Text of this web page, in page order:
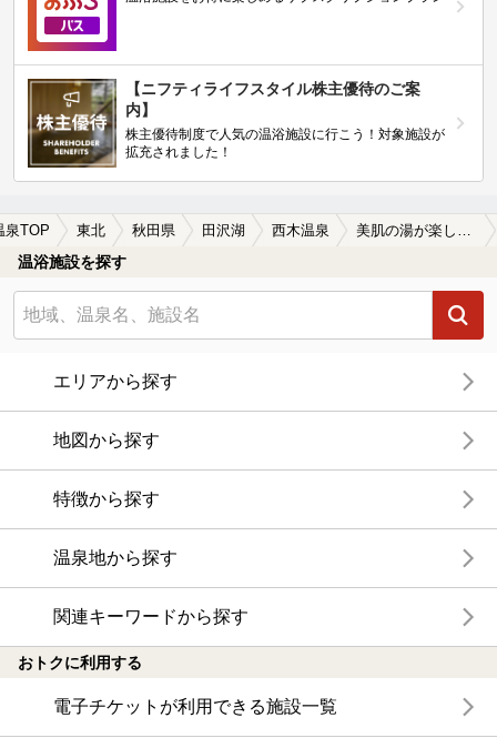
【ニフティライフスタイル株主優待のご案
内】
株主優待制度で人気の温浴施設に行こう！対象施設が
拡充されました！
泉TOP 東北 秋田県 田沢湖 西木温泉 美肌の湯が楽しめる西木温泉の温泉、日帰り温泉、スーパー銭湯おすすめ
温浴施設を探す
エリアから探す
地図から探す
特徴から探す
温泉地から探す
関連キーワードから探す
おトクに利用する
電子チケットが利用できる施設一覧